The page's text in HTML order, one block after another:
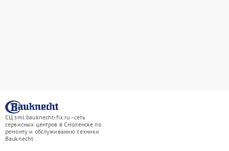
СЦ sml.bauknecht-fix.ru - сеть
сервисных центров в Смоленске по
ремонту и обслуживанию техники
Bauknecht